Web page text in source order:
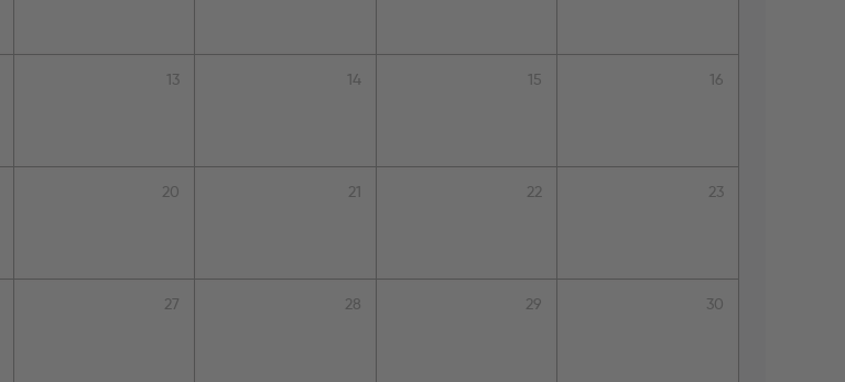
13 14 15 16
20 21 22 23
27 28 29 30